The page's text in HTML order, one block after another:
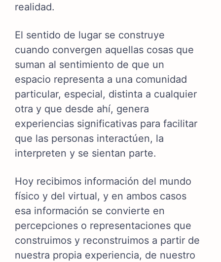
realidad.
El sentido de lugar se construye
cuando convergen aquellas cosas que
suman al sentimiento de que un
espacio representa a una comunidad
particular, especial, distinta a cualquier
otra y que desde ahí, genera
experiencias significativas para facilitar
que las personas interactúen, la
interpreten y se sientan parte.
Hoy recibimos información del mundo
físico y del virtual, y en ambos casos
esa información se convierte en
percepciones o representaciones que
construimos y reconstruimos a partir de
nuestra propia experiencia, de nuestro